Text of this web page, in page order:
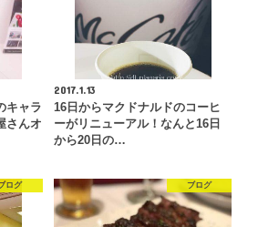
キャラ
さんオ
2017.1.13
16日からマクドナルドのコーヒ
ーがリニューアル！なんと16日
から20日の…
ログ ブログ